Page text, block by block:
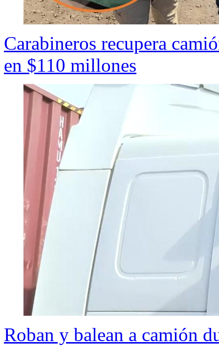
Carabineros recupera
en $110 millones
Roban y balean a camión